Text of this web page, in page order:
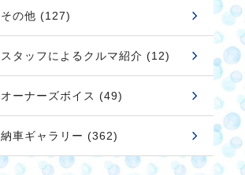
その他 (127)
スタッフによるクルマ紹介 (12)
オーナーズボイス (49)
納車ギャラリー (362)